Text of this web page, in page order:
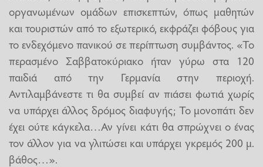
οργανωμένων ομάδων επισκεπτών, όπως μαθητών
και τουριστών από το εξωτερικό, εκφράζει φόβους για
το ενδεχόμενο πανικού σε περίπτωση συμβάντος. «Το
περασμένο Σαββατοκύριακο ήταν γύρω στα 120
παιδιά από την Γερμανία στην περιοχή.
Αντιλαμβάνεστε τι θα συμβεί αν πιάσει φωτιά χωρίς
να υπάρχει άλλος δρόμος διαφυγής; Το μονοπάτι δεν
έχει ούτε κάγκελα…Αν γίνει κάτι θα σπρώχνει ο ένας
τον άλλον για να γλιτώσει και υπάρχει γκρεμός 200 μ.
βάθος…».